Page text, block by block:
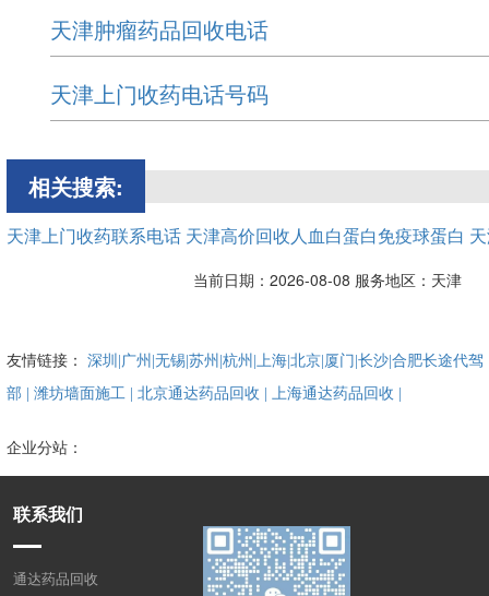
天津肿瘤药品回收电话
天津上门收药电话号码
相关搜索:
天津上门收药联系电话 天津高价回收人血白蛋白免疫球蛋白
当前日期：2026-08-08 服务地区：天津
友情链接： 深圳|广州|无锡|苏州|杭州|上海|北京|厦门|长沙|合肥长途代
部 | 潍坊墙面施工 | 北京通达药品回收 | 上海通达药品回收 |
企业分站：
联系我们
通达药品回收